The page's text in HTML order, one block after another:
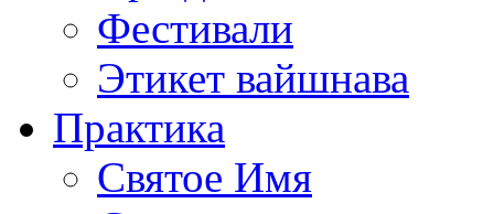
Фестивали
Этикет вайшнава
Практика
Святое Имя